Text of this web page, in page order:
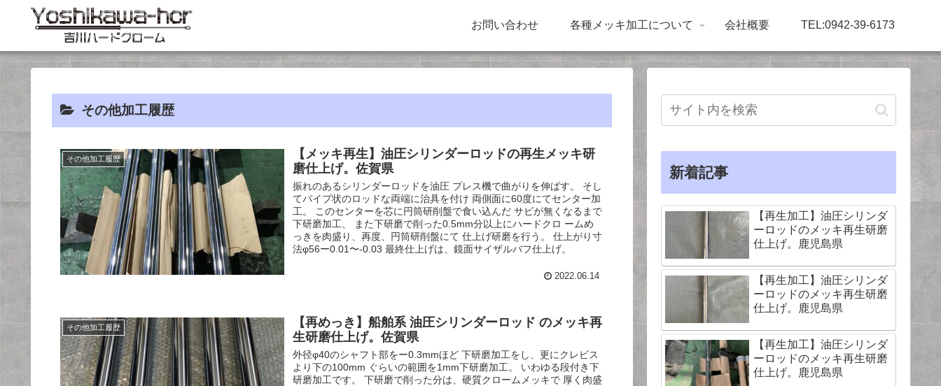
お問い合わせ 各種メッキ加工について 会社概要 TEL:0942-39-6173
その他加工履歴
その他加工履歴
【メッキ再生】油圧シリンダーロッドの再生メッキ研
磨仕上げ。佐賀県
振れのあるシリンダーロッドを油圧 プレス機で曲がりを伸ばす。 そし
てパイプ状のロッドな両端に治具を付け 両側面に60度にてセンター加
工。 このセンターを芯に円筒研削盤で食い込んだ サビが無くなるまで
下研磨加工、 また下研磨で削った0.5mm分以上にハードクロ ームめ
っきを肉盛り、再度、円筒研削盤にて 仕上げ研磨を行う。 仕上がり寸
法φ56ー0.01〜-0.03 最終仕上げは、鏡面サイザルバフ仕上げ。
2022.06.14
その他加工履歴
【再めっき】船舶系 油圧シリンダーロッド のメッキ再
生研磨仕上げ。佐賀県
外径φ40のシャフト部をー0.3mmほど 下研磨加工をし、更にクレビス
より下の100mm ぐらいの範囲を1mm下研磨加工。 いわゆる段付き下
研磨加工です。 下研磨で削った分は、硬質クロームメッキで 厚く肉盛
新着記事
【再生加工】油圧シリンダ
ーロッドのメッキ再生研磨
仕上げ。鹿児島県
【再生加工】油圧シリンダ
ーロッドのメッキ再生研磨
仕上げ。鹿児島県
【再生加工】油圧シリンダ
ーロッドのメッキ再生研磨
仕上げ。鹿児島県